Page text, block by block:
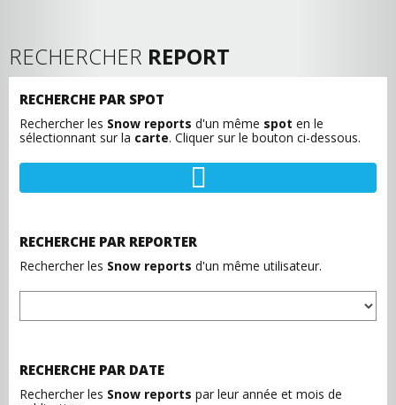
RECHERCHER REPORT
RECHERCHE PAR SPOT
Rechercher les Snow reports d'un même spot en le
sélectionnant sur la carte. Cliquer sur le bouton ci-dessous.
RECHERCHE PAR REPORTER
Rechercher les Snow reports d'un même utilisateur.
RECHERCHE PAR DATE
Rechercher les Snow reports par leur année et mois de